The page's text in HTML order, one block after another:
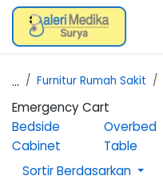
Skip ke Konten
... Furnitur Rumah Sakit
Emergency Cart
Bedside
Cabinet
Overbed
Table
Sortir Berdasarkan